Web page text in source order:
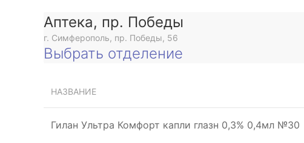
Аптека, пр. Победы
г. Симферополь, пр. Победы, 56
Выбрать отделение
НАЗВАНИЕ
Гилан Ультра Комфорт капли глазн 0,3% 0,4мл №30